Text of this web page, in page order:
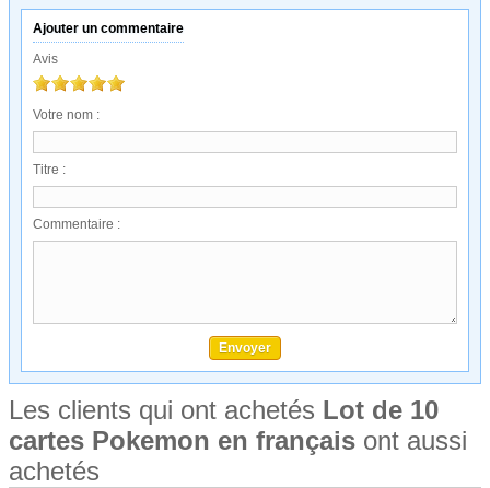
Ajouter un commentaire
Avis
Votre nom :
Titre :
Commentaire :
Les clients qui ont achetés Lot de 10
cartes Pokemon en français ont aussi
achetés